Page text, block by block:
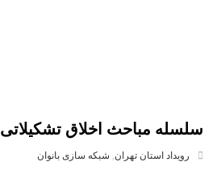
سلسله مباحث اخلاق تشکیلاتی
رویداد استان تهران, شبکه سازی بانوان